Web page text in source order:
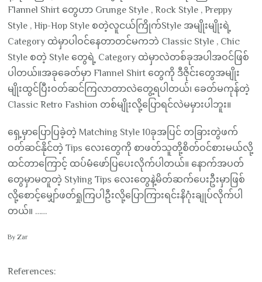
Flannel Shirt တွေဟာ Grunge Style , Rock Style , Preppy
Style , Hip-Hop Style စတဲ့လူငယ်ကြိုက်Style အမျိုးမျိုးရဲ့
Category ထဲမှာပါဝင်နေတာတင်မကဘဲ Classic Style , Chic
Style စတဲ့ Style တွေရဲ့ Category ထဲမှာလဲတစ်ခုအပါအဝင်ဖြစ်
ပါတယ်။အခုခေတ်မှာ Flannel Shirt တွေကို ဒီဇိုင်းတွေအမျိုး
မျိုးထွင်ပြီးဝတ်ဆင်ကြလာတာလဲတွေ့ရပါတယ်၊ ခေတ်မကုန်တဲ့
Classic Retro Fashion တစ်မျိုးလို့ပြောရင်လဲမမှားပါဘူး။
ရှေ့မှာပြောပြခဲ့တဲ့ Matching Style 10ခုအပြင် တခြားတွဲဖက်
ဝတ်ဆင်နိုင်တဲ့ Tips လေးတွေကို စာဖတ်သူတို့စိတ်ဝင်စားမယ်လို့
ထင်တာကြောင့် ထပ်မံဖော်ပြပေးလိုက်ပါတယ်။ နောက်အပတ်
တွေမှာမတူတဲ့ Styling Tips လေးတွေနဲ့မိတ်ဆက်ပေးဦးမှာဖြစ်
လို့စောင့်မျှော်ဖတ်ရှုကြပါဦးလို့ပြောကြားရင်းနိဂုံးချုပ်လိုက်ပါ
တယ်။ ……
By Zar
References: